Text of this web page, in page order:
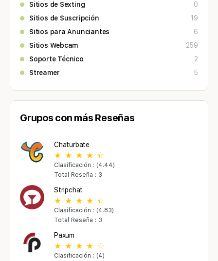
Sitios de Sexting
0
Sitios de Suscripción
19
Sitios para Anunciantes
6
Sitios Webcam
259
Soporte Técnico
2
Streamer
5
Grupos con más Reseñas
Chaturbate
Clasificación : (4.44)
Total Reseña : 3
Stripchat
Clasificación : (4.83)
Total Reseña : 3
Paxum
Clasificación : (4)